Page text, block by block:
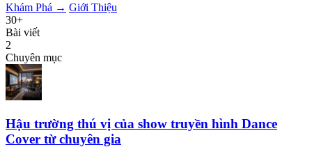
Khám Phá → Giới Thiệu
30+
Bài viết
2
Chuyên mục
Hậu trường thú vị của show truyền hình Dance
Cover từ chuyên gia